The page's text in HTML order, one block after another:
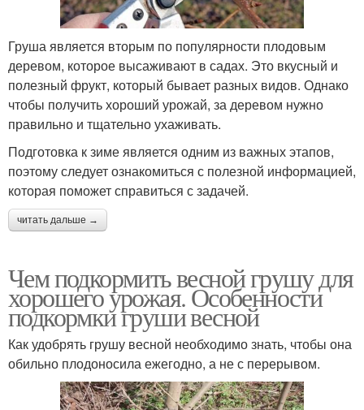
Груша является вторым по популярности плодовым
деревом, которое высаживают в садах. Это вкусный и
полезный фрукт, который бывает разных видов. Однако
чтобы получить хороший урожай, за деревом нужно
правильно и тщательно ухаживать.
Подготовка к зиме является одним из важных этапов,
поэтому следует ознакомиться с полезной информацией,
которая поможет справиться с задачей.
читать дальше →
Чем подкормить весной грушу для
хорошего урожая. Особенности
подкормки груши весной
Как удобрять грушу весной необходимо знать, чтобы она
обильно плодоносила ежегодно, а не с перерывом.